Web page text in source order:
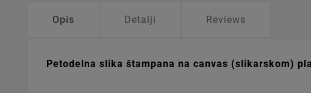
Opis Detalji Reviews
Petodelna slika štampana na canvas (slikarskom)